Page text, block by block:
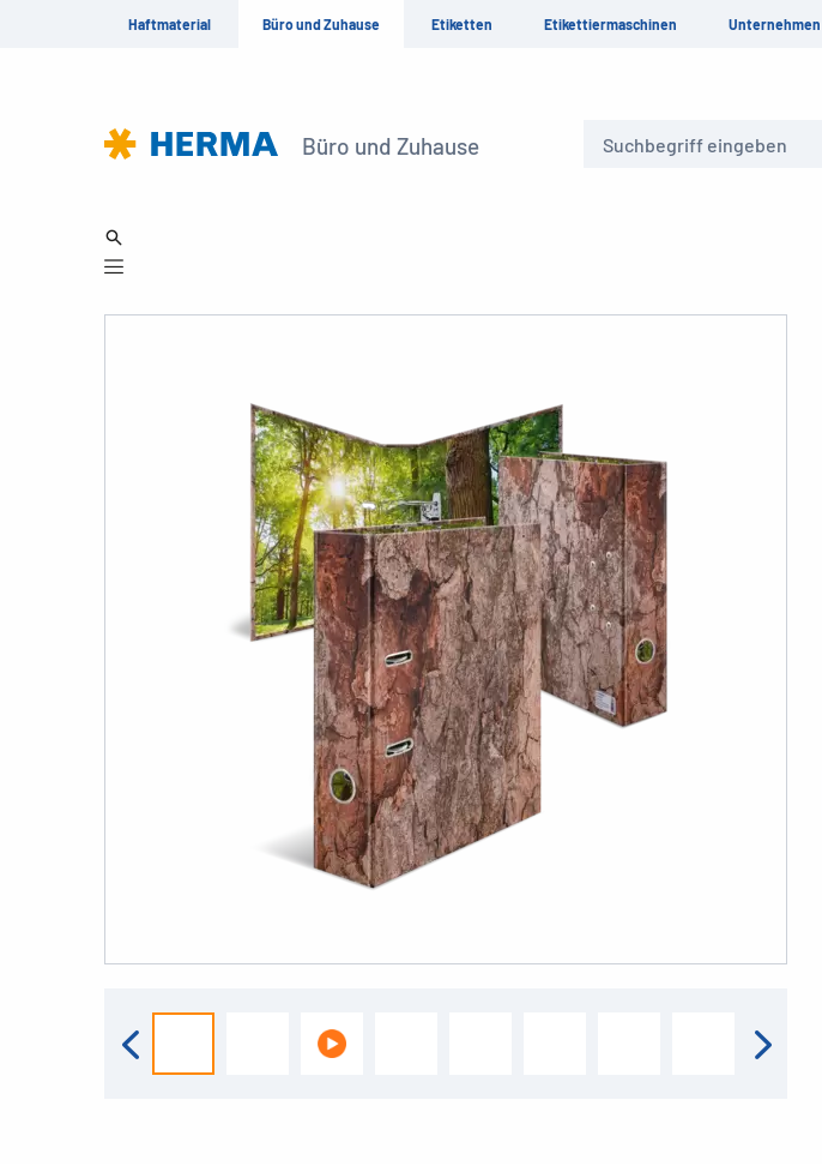
Haftmaterial Büro und Zuhause Etiketten Etikettiermaschinen Unternehmen
Büro und Zuhause